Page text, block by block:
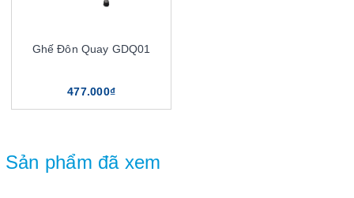
Ghế Đôn Quay GDQ01
477.000₫
Sản phẩm đã xem